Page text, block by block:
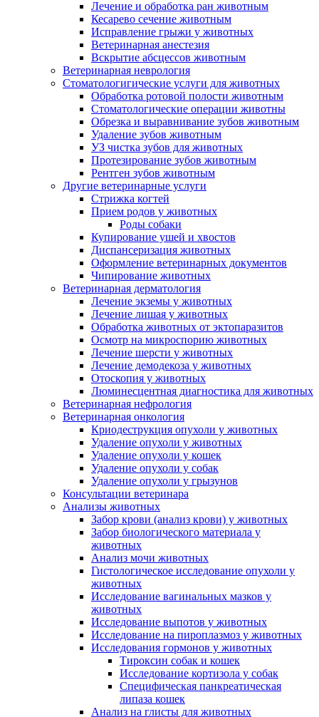
Лечение и обработка ран животным
Кесарево сечение животным
Исправление грыжи у животных
Ветеринарная анестезия
Вскрытие абсцессов животным
Ветеринарная неврология
Стоматологигические услуги для животных
Обработка ротовой полости животным
Стоматологические операции животны
Обрезка и выравнивание зубов животным
Удаление зубов животным
УЗ чистка зубов для животных
Протезирование зубов животным
Рентген зубов животным
Другие ветеринарные услуги
Стрижка когтей
Прием родов у животных
Роды собаки
Купирование ушей и хвостов
Диспансеризация животных
Оформление ветеринарных документов
Чипирование животных
Ветеринарная дерматология
Лечение экземы у животных
Лечение лишая у животных
Обработка животных от эктопаразитов
Осмотр на микроспорию животных
Лечение шерсти у животных
Лечение демодекоза у животных
Отоскопия у животных
Люминесцентная диагностика для животных
Ветеринарная нефрология
Ветеринарная онкология
Криодеструкция опухоли у животных
Удаление опухоли у животных
Удаление опухоли у кошек
Удаление опухоли у собак
Удаление опухоли у грызунов
Консультации ветеринара
Анализы животных
Забор крови (анализ крови) у животных
Забор биологического материала у
животных
Анализ мочи животных
Гистологическое исследование опухоли у
животных
Исследование вагинальных мазков у
животных
Исследование выпотов у животных
Исследование на пироплазмоз у животных
Исследования гормонов у животных
Тироксин собак и кошек
Исследование кортизола у собак
Специфическая панкреатическая
липаза кошек
Анализ на глисты для животных